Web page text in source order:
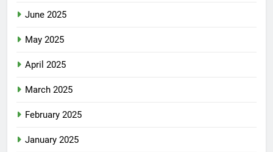
June 2025
May 2025
April 2025
March 2025
February 2025
January 2025